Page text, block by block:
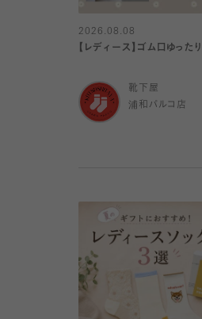
2026.08.08
【レディース】ゴム口ゆった
靴下屋
浦和パルコ店